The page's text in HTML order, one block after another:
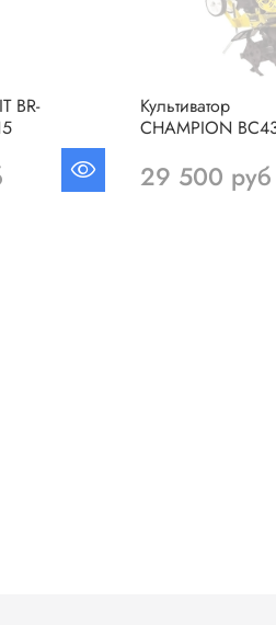
BR-
Культиватор
CHAMPION
29 500 руб